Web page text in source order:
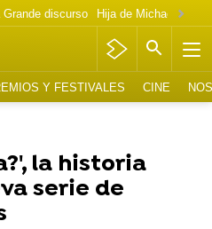
Grande discurso
Y FESTIVALES CINE
la historia
serie de